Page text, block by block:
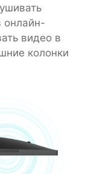
онлайн-
видео в
колонки